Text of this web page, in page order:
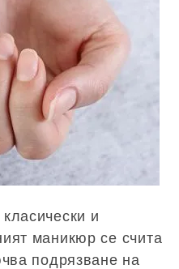
и
маникюр се счита
подрязване на